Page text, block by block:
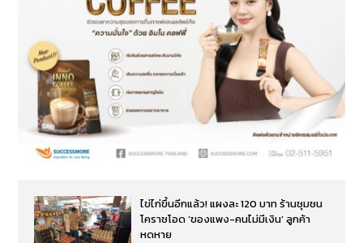
ไข่ไก่ขึ้นอีกแล้ว! แผงละ 120 บาท ร้านชุมชน
โคราชโอด ‘ของแพง-คนไม่มีเงิน’ ลูกค้า
หดหาย